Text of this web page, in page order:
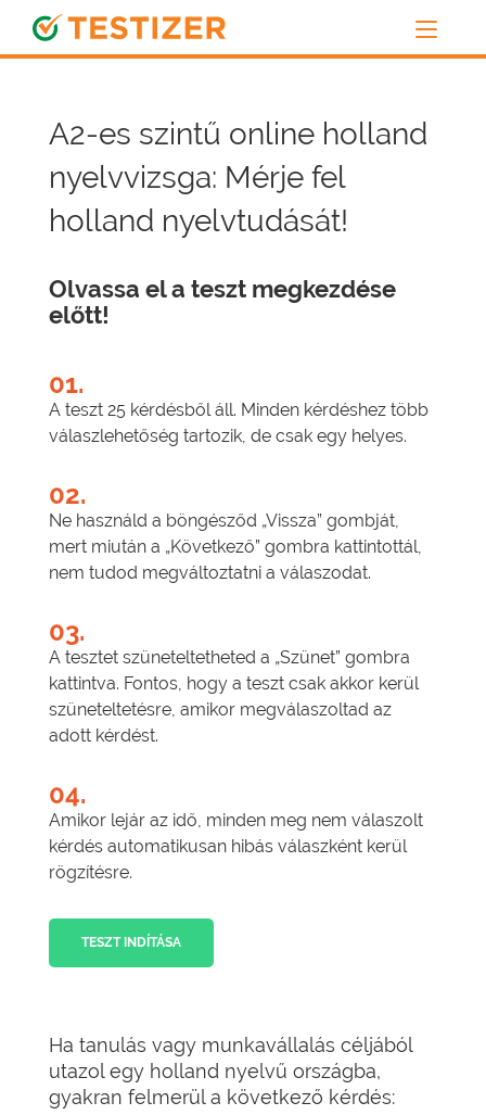
A2-es szintű online holland
nyelvvizsga: Mérje fel
holland nyelvtudását!
Olvassa el a teszt megkezdése
előtt!
01.
A teszt 25 kérdésből áll. Minden kérdéshez több
válaszlehetőség tartozik, de csak egy helyes.
02.
Ne használd a böngésződ „Vissza” gombját,
mert miután a „Következő” gombra kattintottál,
nem tudod megváltoztatni a válaszodat.
03.
A tesztet szüneteltetheted a „Szünet” gombra
kattintva. Fontos, hogy a teszt csak akkor kerül
szüneteltetésre, amikor megválaszoltad az
adott kérdést.
04.
Amikor lejár az idő, minden meg nem válaszolt
kérdés automatikusan hibás válaszként kerül
rögzítésre.
TESZT INDÍTÁSA
Ha tanulás vagy munkavállalás céljából
utazol egy holland nyelvű országba,
gyakran felmerül a következő kérdés: